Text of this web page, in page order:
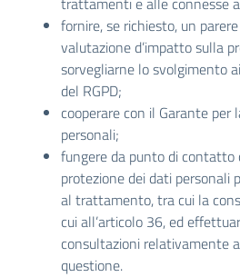
fornire, se richiesto, un
valutazione d’impatto sulla
sorvegliarne lo svolgimento
del RGPD;
cooperare con il Garante per
personali;
fungere da punto di contatto
protezione dei dati personali
al trattamento, tra cui la
cui all’articolo 36, ed
consultazioni relativamente
questione.